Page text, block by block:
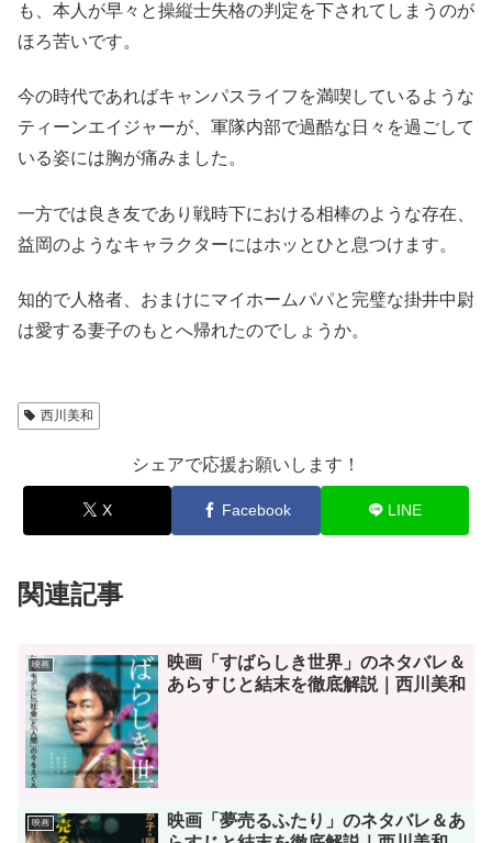
も、本人が早々と操縦士失格の判定を下されてしまうのが
ほろ苦いです。
今の時代であればキャンパスライフを満喫しているような
ティーンエイジャーが、軍隊内部で過酷な日々を過ごして
いる姿には胸が痛みました。
一方では良き友であり戦時下における相棒のような存在、
益岡のようなキャラクターにはホッとひと息つけます。
知的で人格者、おまけにマイホームパパと完璧な掛井中尉
は愛する妻子のもとへ帰れたのでしょうか。
西川美和
シェアで応援お願いします！
X Facebook LINE
関連記事
映画
映画「すばらしき世界」のネタバレ＆
あらすじと結末を徹底解説｜西川美和
映画
映画「夢売るふたり」のネタバレ＆あ